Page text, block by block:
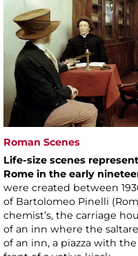
Roman Scenes
Life-size scenes
Rome in the early
were created between
of Bartolomeo Pinelli
chemist’s, the carriage
of an inn where the
of an inn, a piazza with